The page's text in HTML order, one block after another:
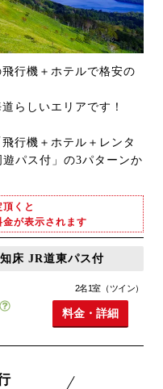
行機＋ホテルで格安の
らしいエリアです！
行機＋ホテル＋レンタ
パス付」の3パターンか
くと
が表示されます
床 JR道東パス付
2名1室（ツイン）
料金・詳細